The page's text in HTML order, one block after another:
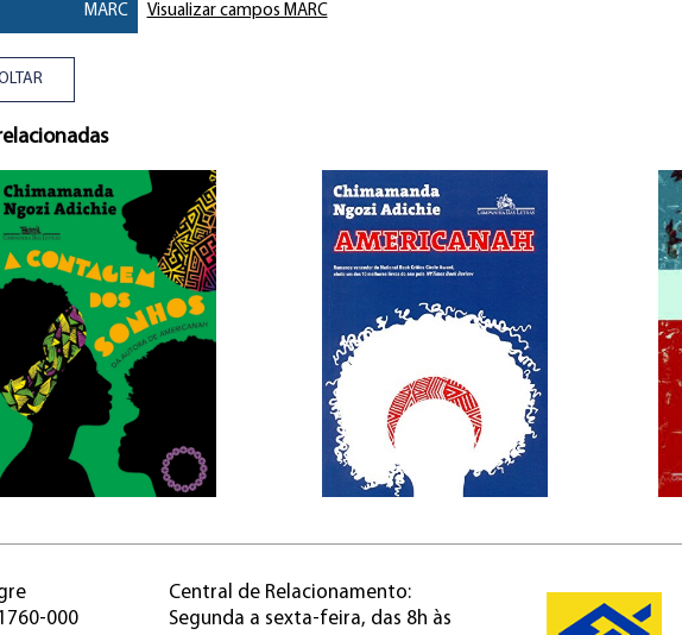
MARC Visualizar campos MARC
000
Central de Relacionamento:
Segunda a sexta-feira, das 8h às